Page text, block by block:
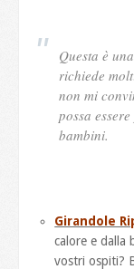
Questa è
richiede
non mi
possa
bambini.
Girandole
calore e dalla
vostri ospiti?